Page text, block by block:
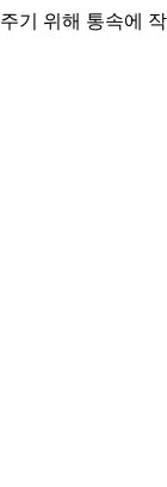
기 위해 통속에